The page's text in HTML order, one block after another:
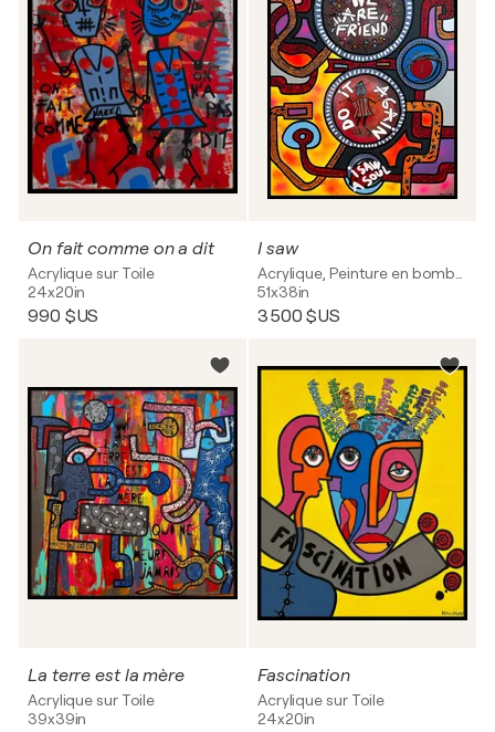
On fait comme on a dit
Acrylique sur Toile
24x20in
990 $US
I saw
51x38in
3 500 $US
La terre est la mère
Acrylique sur Toile
39x39in
Fascination
Acrylique sur Toile
24x20in